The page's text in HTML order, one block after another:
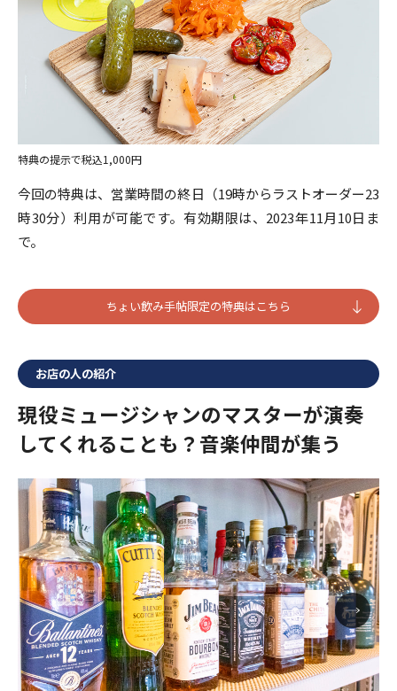
特典の提示で税込1,000円
今回の特典は、営業時間の終日（19時からラストオーダー23
時30分）利用が可能です。有効期限は、2023年11月10日ま
で。
ちょい飲み手帖限定の特典はこちら
お店の人の紹介
現役ミュージシャンのマスターが演奏
してくれることも？音楽仲間が集う